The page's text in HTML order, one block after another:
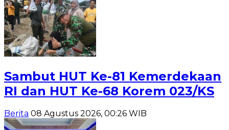
Sambut HUT Ke-81 Kemerdekaan
RI dan HUT Ke-68 Korem 023/KS
Berita 08 Agustus 2026, 00:26 WIB